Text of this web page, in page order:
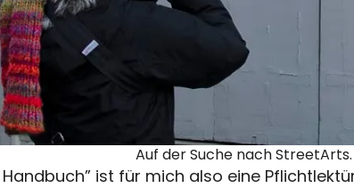
Auf der Suche nach StreetArts.
ist für mich also eine